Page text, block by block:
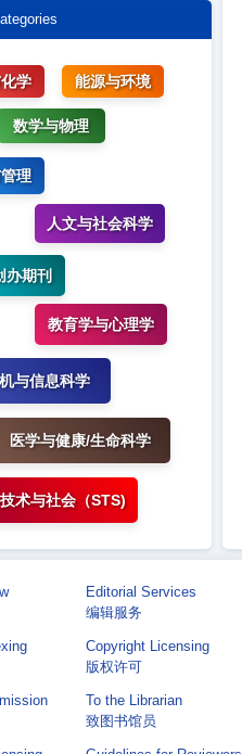
学 能源与环境
数学与物理
理
人文与社会科学
办期刊
教育学与心理学
与信息科学
医学与健康/生命科学
术与社会（STS)
Editorial Services
编辑服务
Copyright Licensing
版权许可
To the Librarian
致图书馆员